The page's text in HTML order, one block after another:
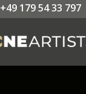
+49 179 54 33 797